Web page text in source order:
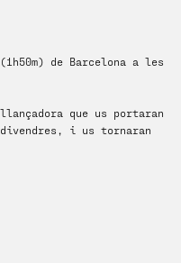
de Barcelona a les
que us portaran
i us tornaran